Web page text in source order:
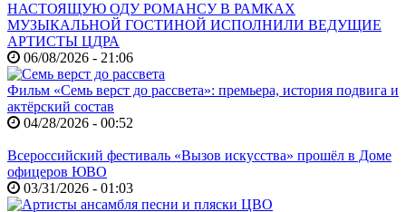
НАСТОЯЩУЮ ОДУ РОМАНСУ В РАМКАХ
МУЗЫКАЛЬНОЙ ГОСТИНОЙ ИСПОЛНИЛИ ВЕДУЩИЕ
АРТИСТЫ ЦДРА
06/08/2026 - 21:06
Фильм «Семь верст до рассвета»: премьера, история подвига и
актёрский состав
04/28/2026 - 00:52
Всероссийский фестиваль «Вызов искусства» прошёл в Доме
офицеров ЮВО
03/31/2026 - 01:03